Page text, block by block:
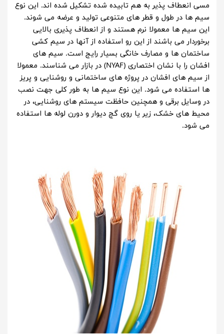
مسی انعطاف پذیر به هم تابیده شده تشکیل شده اند. این نوع
سیم ها در طول و قطر های متنوعی تولید و عرضه می شوند.
این سیم ها معمولا نرم هستند و از انعطاف پذیری بالایی
برخوردار می باشند از این رو استفاده از آنها در سیم کشی
ساختمان ها و مصارف خانگی بسیار رایج است. سیم های
افشان را با نشان اختصاری (NYAF) در بازار می شناسند. معمولا
از سیم های افشان در پروژه های ساختمانی و روشنایی و پریز
ها استفاده می شود. این نوع سیم ها به طور کلی جهت نصب
در وسایل برقی و همچنین حافظت سیستم های روشنایی، در
محیط های خشک، زیر یا روی گچ دیوار و دورن لوله ها استفاده
می شود.